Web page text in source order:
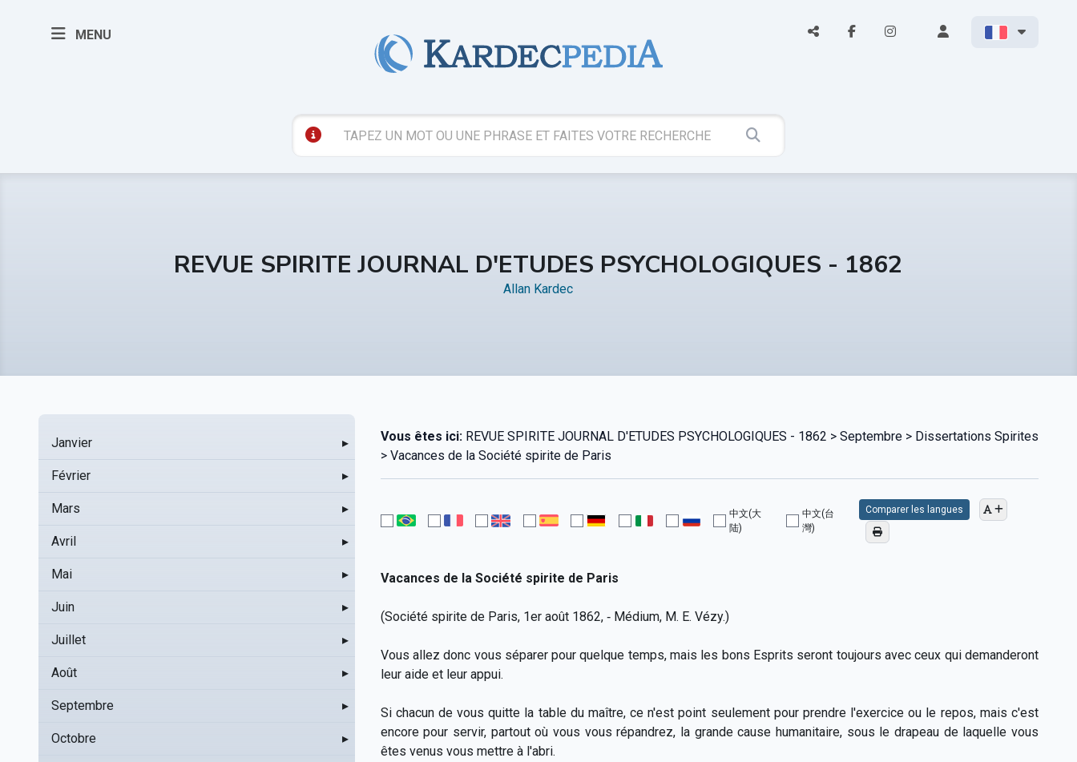
MENU
REVUE SPIRITE JOURNAL D'ETUDES PSYCHOLOGIQUES - 1862
Allan Kardec
Janvier ▸
Février ▸
Mars ▸
Avril ▸
Mai ▸
Juin ▸
Juillet ▸
Août ▸
Septembre ▸
Octobre ▸
Vous êtes ici:REVUE SPIRITE JOURNAL D'ETUDES PSYCHOLOGIQUES - 1862 > Septembre > Dissertations Spirites
> Vacances de la Société spirite de Paris
中文(大
陆)
中文(台
灣)
Comparer les langues
Vacances de la Société spirite de Paris
(Société spirite de Paris, 1er août 1862, ‑ Médium, M. E. Vézy.)
Vous allez donc vous séparer pour quelque temps, mais les bons Esprits seront toujours avec ceux qui demanderont
leur aide et leur appui.
Si chacun de vous quitte la table du maître, ce n'est point seulement pour prendre l'exercice ou le repos, mais c'est
encore pour servir, partout où vous vous répandrez, la grande cause humanitaire, sous le drapeau de laquelle vous
êtes venus vous mettre à l'abri.